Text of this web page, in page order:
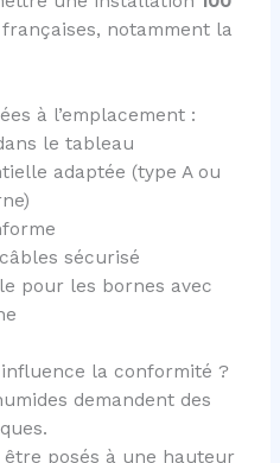
notamment la
à l’emplacement :
le tableau
adaptée (type A ou
sécurisé
pour les bornes avec
la conformité ?
demandent des
être posés à une hauteur